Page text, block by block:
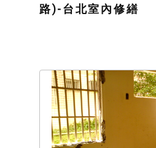
路)-台北室內修繕